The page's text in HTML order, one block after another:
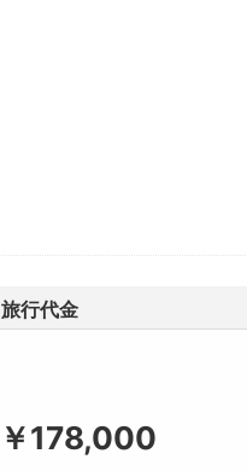
旅行代金
￥178,000